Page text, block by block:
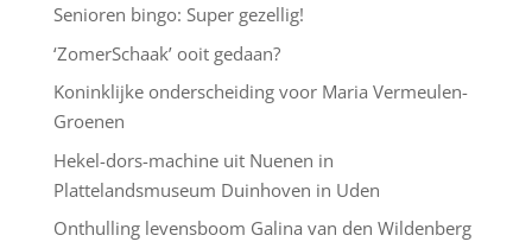
Senioren bingo: Super gezellig!
‘ZomerSchaak’ ooit gedaan?
Koninklijke onderscheiding voor Maria Vermeulen-
Groenen
Hekel-dors-machine uit Nuenen in
Plattelandsmuseum Duinhoven in Uden
Onthulling levensboom Galina van den Wildenberg